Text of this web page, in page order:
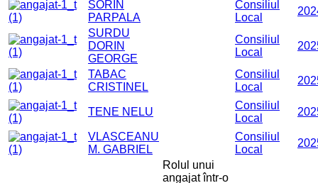
SORIN
PARPALA
Consiliul
Local
SURDU
DORIN
GEORGE
Consiliul
Local
TABAC
CRISTINEL
Consiliul
Local
TENE NELU
Consiliul
Local
VLASCEANU
M. GABRIEL
Consiliul
Local
Rolul unui
angajat într-o